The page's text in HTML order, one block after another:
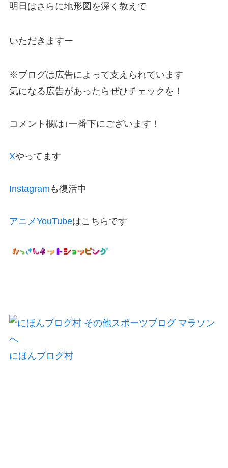
明日はさらに地形図を深く教えて
いただきますー
※ブログは広告によって支えられています
気になる広告があったらぜひチェックを！
コメント欄は↓一番下にございます！
Xやってます
Instagram も復活中
アニメYouTubeはこちらです
にほんブログ村